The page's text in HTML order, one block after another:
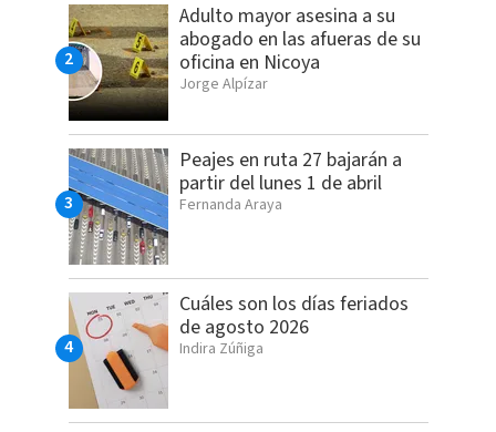
Adulto mayor asesina a su
abogado en las afueras de su
oficina en Nicoya
Jorge Alpízar
Peajes en ruta 27 bajarán a
partir del lunes 1 de abril
Fernanda Araya
Cuáles son los días feriados
de agosto 2026
Indira Zúñiga